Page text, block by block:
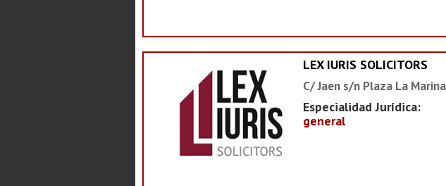
LEX IURIS SOLICITORS
C/ Jaen s/n Plaza La
Especialidad Jurídica:
general